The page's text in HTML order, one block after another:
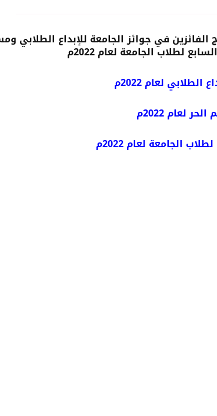
في جوائز الجامعة للإبداع الطلابي
لطلاب الجامعة لعام 2022م
لعام 2022م
لعام 2022م
الجامعة لعام 2022م